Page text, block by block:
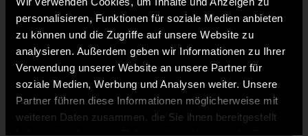
personalisieren, Funktionen für soziale Medien anbieten
zu können und die Zugriffe auf unsere Website zu
analysieren. Außerdem geben wir Informationen zu Ihrer
Verwendung unserer Website an unsere Partner für
soziale Medien, Werbung und Analysen weiter. Unsere
Partner führen diese Informationen möglicherweise mit
weiteren Daten zusammen, die Sie ihnen bereitgestellt
Marie-Louisa S. 19
Emilia D.
Mencia Elices S. 13